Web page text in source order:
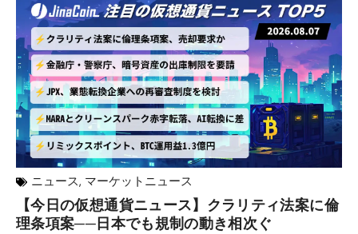
ニュース, マーケットニュース
【今日の仮想通貨ニュース】クラリティ法案に倫
理条項案──日本でも規制の動き相次ぐ